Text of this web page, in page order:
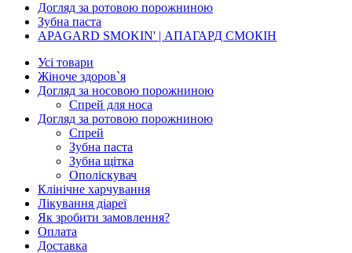
Догляд за ротовою порожниною
Зубна паста
APAGARD SMOKIN' | АПАГАРД СМОКІН
Усi товари
Жіноче здоров`я
Догляд за носовою порожниною
Спрей для носа
Догляд за ротовою порожниною
Спрей
Зубна паста
Зубна щiтка
Ополіскувач
Клiнiчне харчування
Лiкування дiареї
Як зробити замовлення?
Оплата
Доставка